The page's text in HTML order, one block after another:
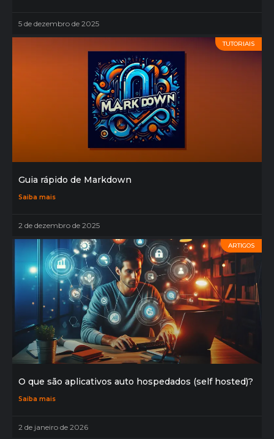
5 de dezembro de 2025
TUTORIAIS
Guia rápido de Markdown
Saiba mais
2 de dezembro de 2025
ARTIGOS
O que são aplicativos auto hospedados (self hosted)?
Saiba mais
2 de janeiro de 2026